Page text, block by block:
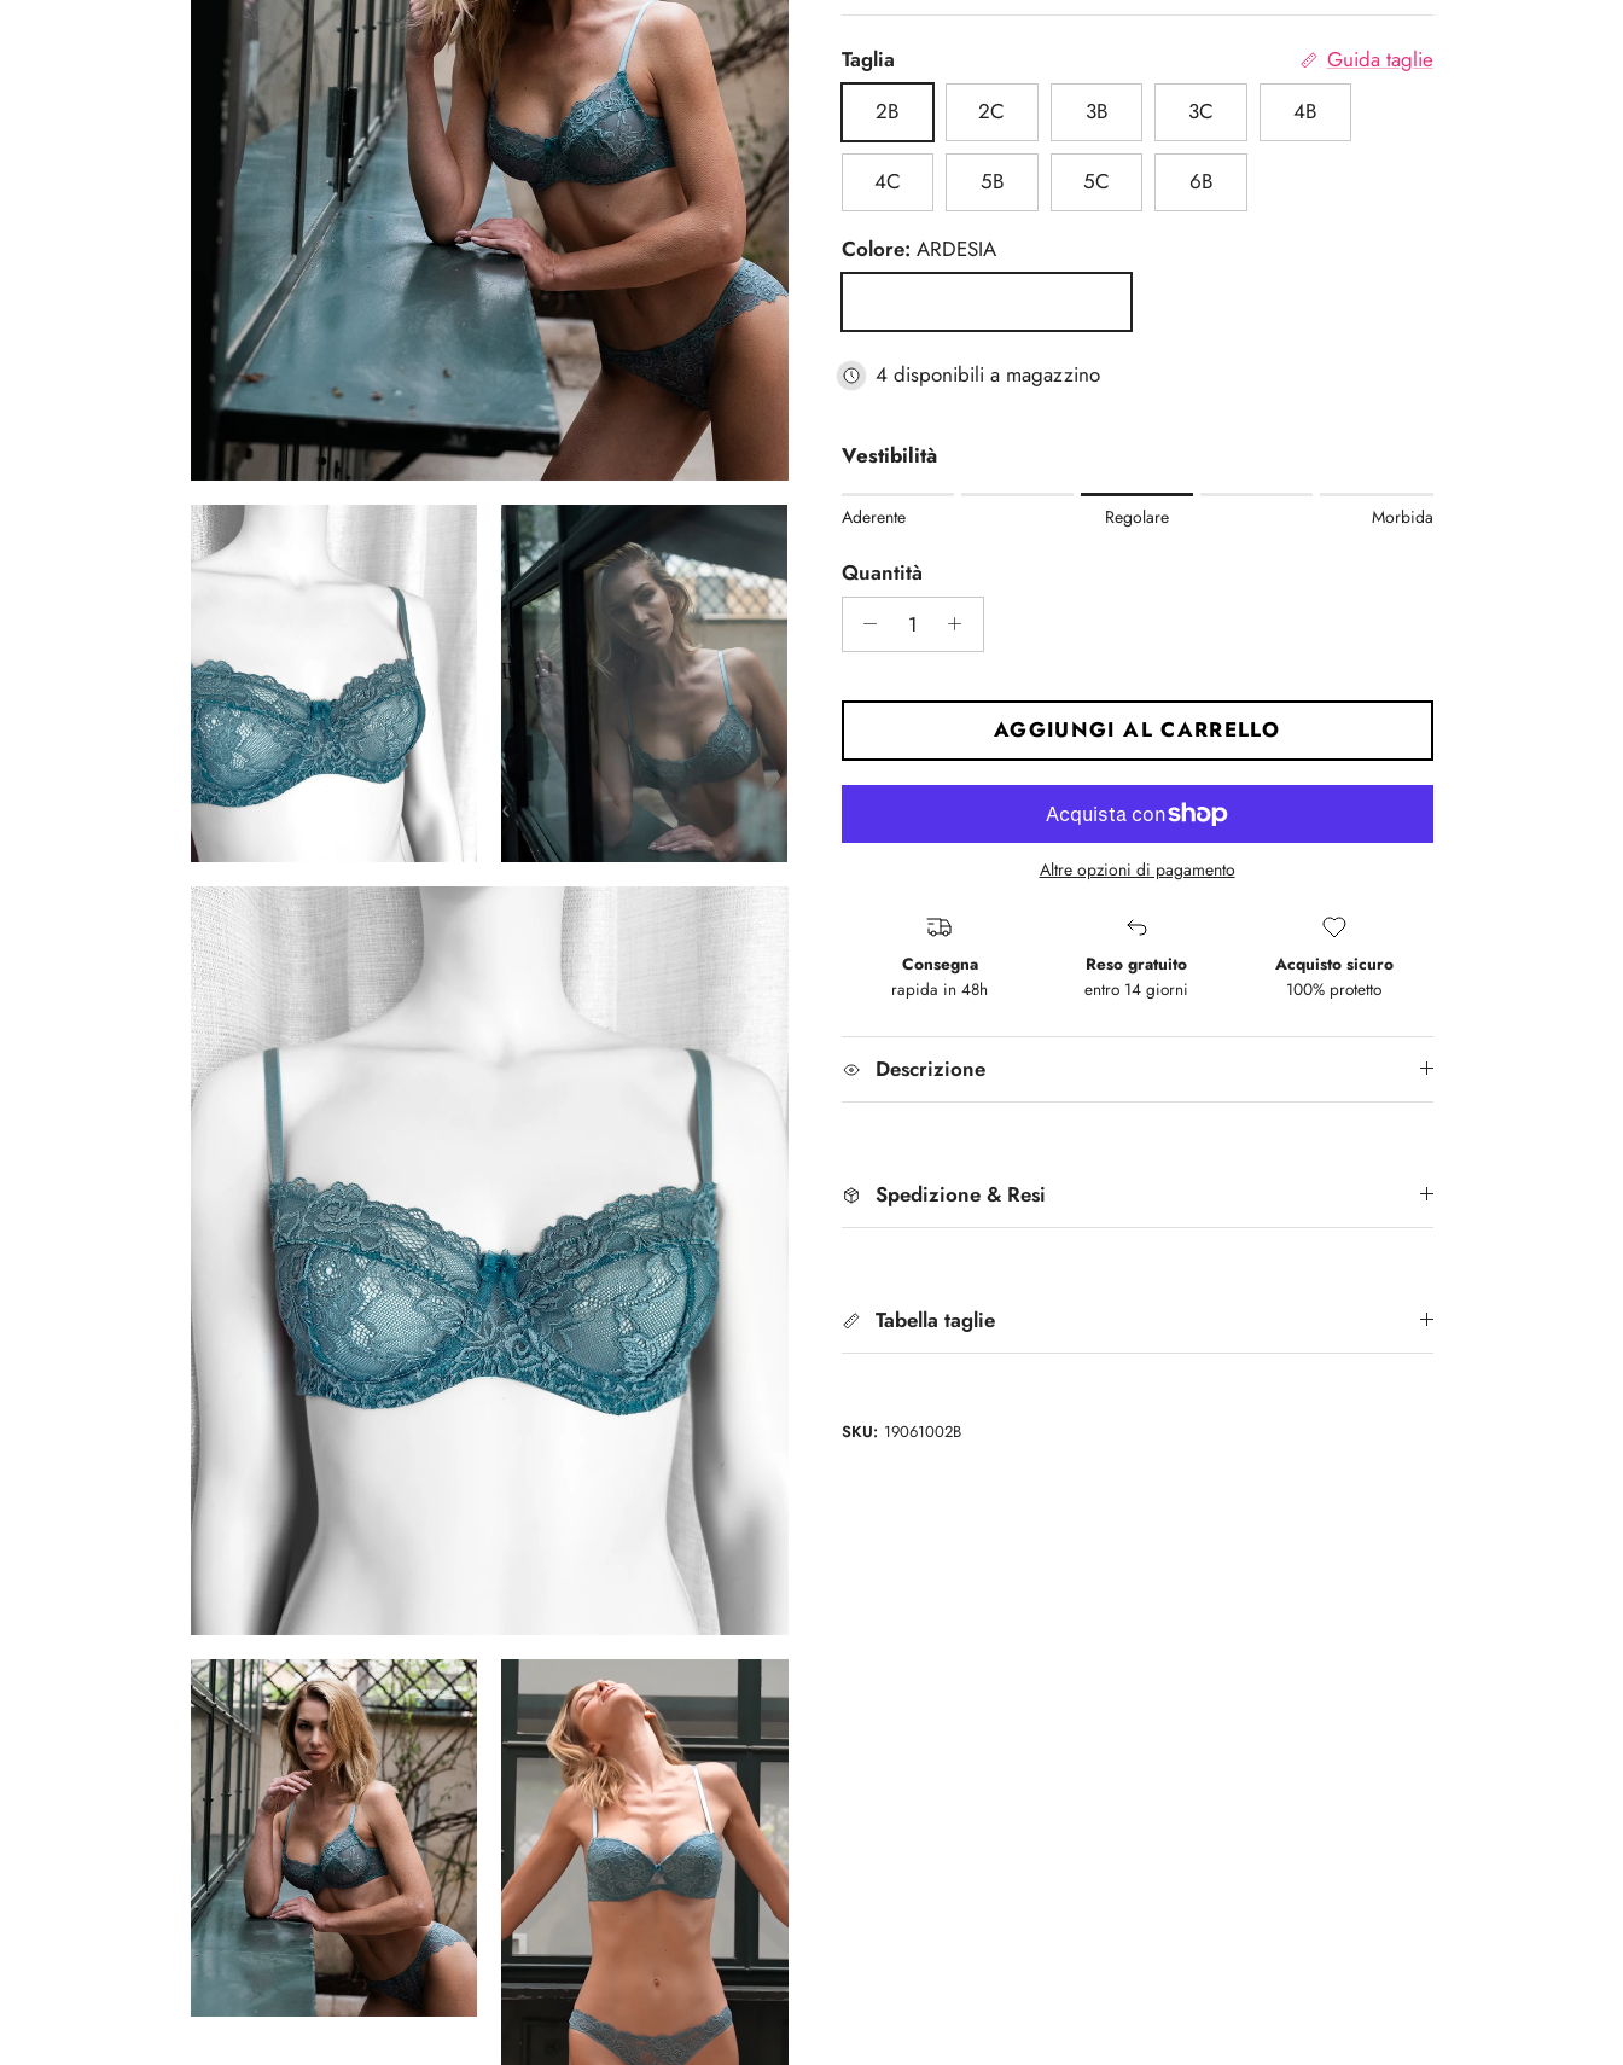
Taglia
Guida taglie
2B
2C 3B 3C 4B
4C 5B 5C 6B
Colore: ARDESIA
4 disponibili a magazzino
Vestibilità
Rating of 1 means Aderente.
Rating of 5 means Morbida.
The rating of this product for "" is 3.
Aderente Regolare Morbida
Quantità
AGGIUNGI AL CARRELLO
Altre opzioni di pagamento
Consegna
rapida in 48h
Reso gratuito
entro 14 giorni
Acquisto sicuro
100% protetto
Descrizione
Spedizione & Resi
Tabella taglie
SKU: 19061002B